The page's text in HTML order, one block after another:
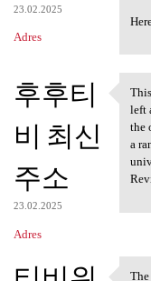
23.02.2025
Adres
후후티
비 최신
주소
23.02.2025
Adres
left
the
a